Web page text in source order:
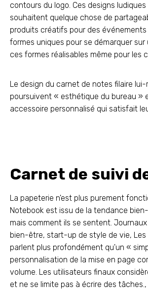
contours du logo. Ces designs
souhaitent quelque chose de
produits créatifs pour des
formes uniques pour se démarquer
ces formes réalisables même pour les
Le design du carnet de notes filaire
poursuivent « esthétique du bureau »
accessoire personnalisé qui satisfait
Carnet de suivi
La papeterie n'est plus purement
Notebook est issu de la tendance
mais comment ils se sentent.
bien-être, start-up de style de vie, Les
parlent plus profondément qu'un «
personnalisation de la mise en page
volume. Les utilisateurs finaux
et ne se limite pas à écrire des